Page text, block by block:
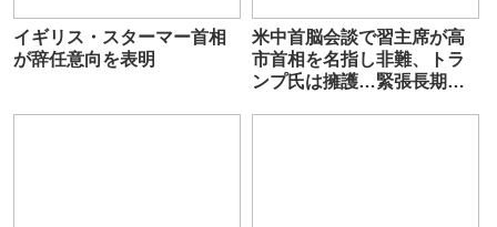
イギリス・スターマー首相
が辞任意向を表明
米中首脳会談で習主席が高
市首相を名指し非難、トラ
ンプ氏は擁護…緊張長期化